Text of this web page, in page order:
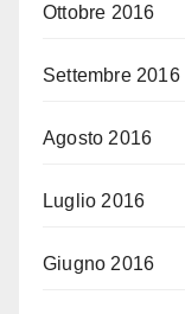
Ottobre 2016
Settembre 2016
Agosto 2016
Luglio 2016
Giugno 2016